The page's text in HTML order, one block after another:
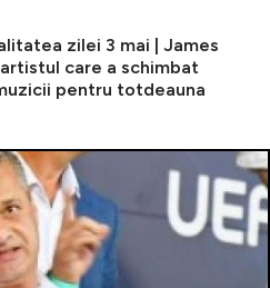
zilei 3 mai | James
care a schimbat
pentru totdeauna